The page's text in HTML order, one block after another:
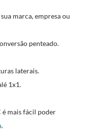
marca, empresa ou
penteado.
laterais.
1x1.
é mais fácil poder
.